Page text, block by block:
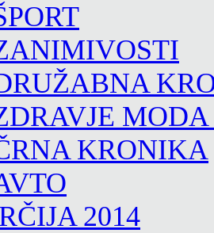
KRONIKA
2014